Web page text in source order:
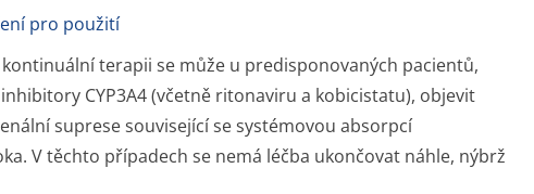
pro použití
terapii se může u predisponovaných pacientů,
CYP3A4 (včetně ritonaviru a kobicistatu), objevit
suprese související se systémovou absorpcí
V těchto případech se nemá léčba ukončovat náhle, nýbrž